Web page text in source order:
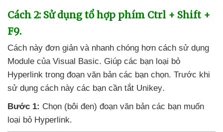
Cách 2: Sử dụng tổ hợp phím Ctrl + Shift +
F9.
Cách này đơn giản và nhanh chóng hơn cách sử dụng
Module của Visual Basic. Giúp các bạn loại bỏ
Hyperlink trong đoạn văn bản các bạn chọn. Trước khi
sử dụng cách này các bạn cần tắt Unikey.
Bước 1: Chọn (bôi đen) đoạn văn bản các bạn muốn
loại bỏ Hyperlink.